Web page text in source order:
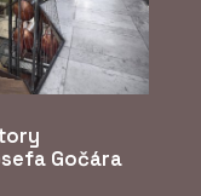
Gočára